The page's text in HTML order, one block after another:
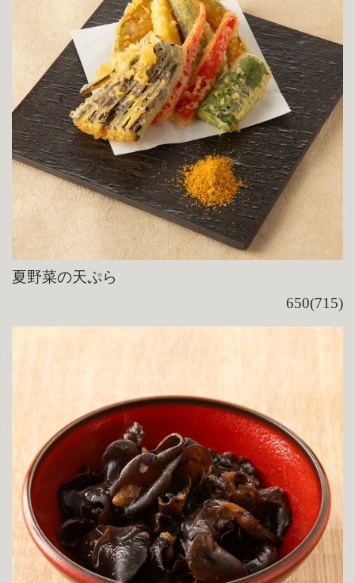
夏野菜の天ぷら
650(715)